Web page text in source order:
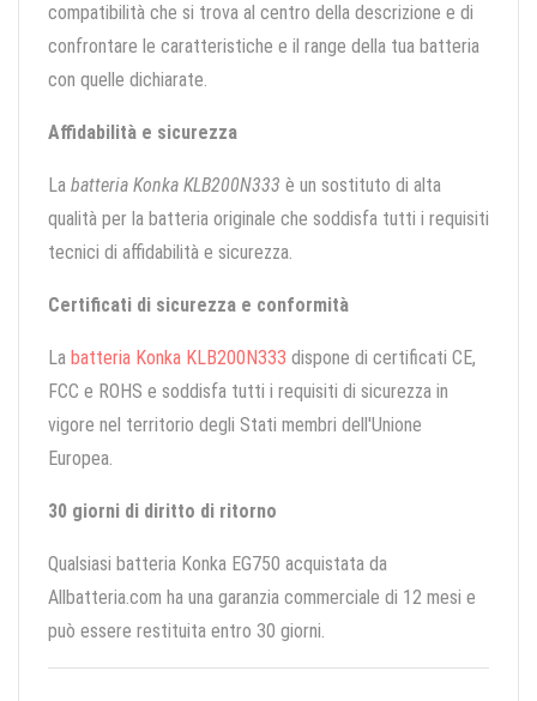
compatibilità che si trova al centro della descrizione e di
confrontare le caratteristiche e il range della tua batteria
con quelle dichiarate.
Affidabilità e sicurezza
La batteria Konka KLB200N333 è un sostituto di alta
qualità per la batteria originale che soddisfa tutti i requisiti
tecnici di affidabilità e sicurezza.
Certificati di sicurezza e conformità
La batteria Konka KLB200N333 dispone di certificati CE,
FCC e ROHS e soddisfa tutti i requisiti di sicurezza in
vigore nel territorio degli Stati membri dell'Unione
Europea.
30 giorni di diritto di ritorno
Qualsiasi batteria Konka EG750 acquistata da
Allbatteria.com ha una garanzia commerciale di 12 mesi e
può essere restituita entro 30 giorni.